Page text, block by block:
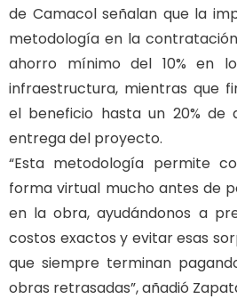
de Camacol señalan que la
metodología en la
ahorro mínimo del 10% en
infraestructura, mientras que
el beneficio hasta un 20%
entrega del proyecto.
“Esta metodología permite
forma virtual mucho antes de
en la obra, ayudándonos a
costos exactos y evitar esas
que siempre terminan
obras retrasadas”, añadió